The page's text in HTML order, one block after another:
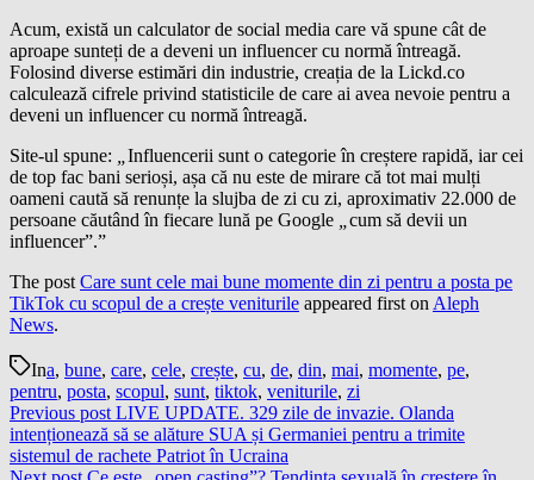
Acum, există un calculator de social media care vă spune cât de
aproape sunteți de a deveni un influencer cu normă întreagă.
Folosind diverse estimări din industrie, creația de la Lickd.co
calculează cifrele privind statisticile de care ai avea nevoie pentru a
deveni un influencer cu normă întreagă.
Site-ul spune:
Influencerii sunt o categorie în creștere rapidă, iar cei
de top fac bani serioși, așa că nu este de mirare că tot mai mulți
oameni caută să renunțe la slujba de zi cu zi, aproximativ 22.000 de
persoane căutând în fiecare lună pe Google
cum să devii un
influencer”.”
The post Care sunt cele mai bune momente din zi pentru a posta pe
TikTok cu scopul de a crește veniturile appeared first on Aleph
News.
Ina, bune, care, cele, crește, cu, de, din, mai, momente, pe,
pentru, posta, scopul, sunt, tiktok, veniturile, zi
Previous post LIVE UPDATE. 329 zile de invazie. Olanda
intenționează să se alăture SUA și Germaniei pentru a trimite
sistemul de rachete Patriot în Ucraina